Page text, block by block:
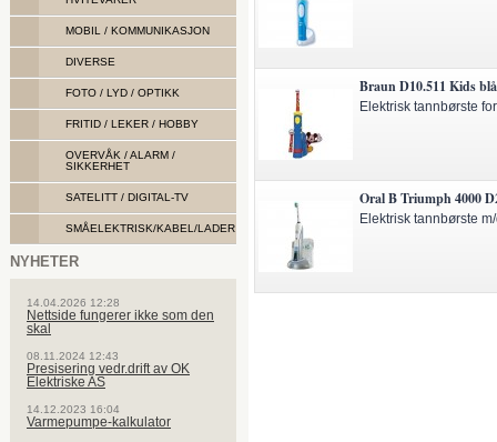
MOBIL / KOMMUNIKASJON
DIVERSE
FOTO / LYD / OPTIKK
FRITID / LEKER / HOBBY
OVERVÅK / ALARM /
SIKKERHET
SATELITT / DIGITAL-TV
SMÅELEKTRISK/KABEL/LADER
NYHETER
14.04.2026 12:28
Nettside fungerer ikke som den
skal
08.11.2024 12:43
Presisering vedr.drift av OK
Elektriske AS
14.12.2023 16:04
Varmepumpe-kalkulator
Braun D10.511 Kids
Elektrisk tannbørste
Oral B Triumph 4000
Elektrisk tannbørste